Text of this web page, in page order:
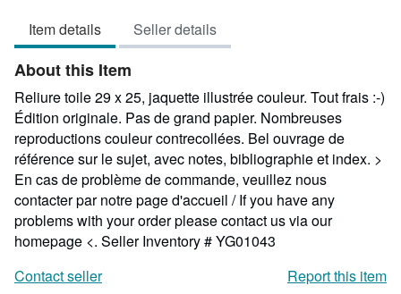
of
5
stars
Item details Seller details
About this Item
Reliure toile 29 x 25, jaquette illustrée couleur. Tout frais :-)
Édition originale. Pas de grand papier. Nombreuses
reproductions couleur contrecollées. Bel ouvrage de
référence sur le sujet, avec notes, bibliographie et index. >
En cas de problème de commande, veuillez nous
contacter par notre page d'accueil / If you have any
problems with your order please contact us via our
homepage <. Seller Inventory # YG01043
Contact seller
Report this item